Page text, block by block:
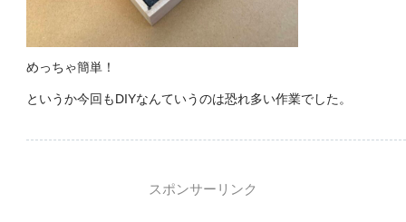
めっちゃ簡単！
というか今回もDIYなんていうのは恐れ多い作業でした。
スポンサーリンク